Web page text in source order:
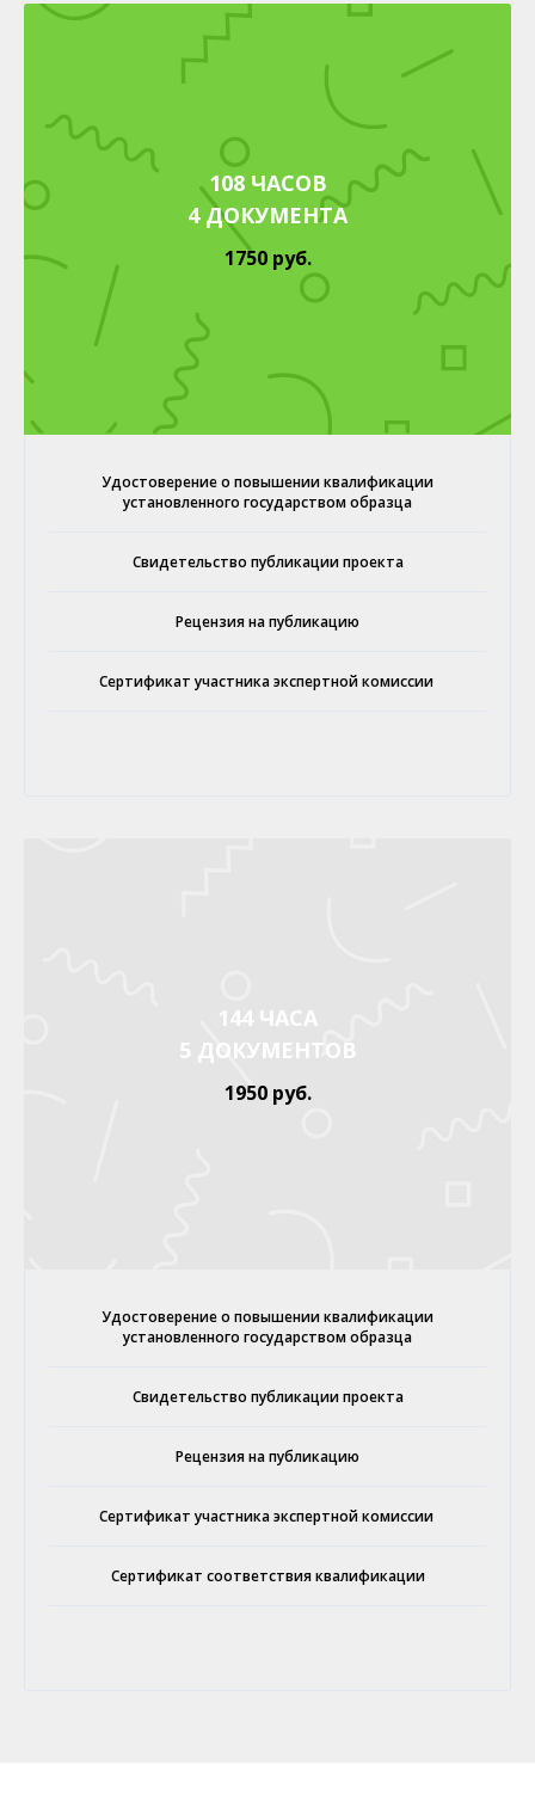
108 ЧАСОВ
4 ДОКУМЕНТА
1750 руб.
Удостоверение о повышении квалификации
установленного государством образца
Свидетельство публикации проекта
Рецензия на публикацию
Сертификат участника экспертной комиссии
144 ЧАСА
5 ДОКУМЕНТОВ
1950 руб.
Удостоверение о повышении квалификации
установленного государством образца
Свидетельство публикации проекта
Рецензия на публикацию
Сертификат участника экспертной комиссии
Сертификат соответствия квалификации